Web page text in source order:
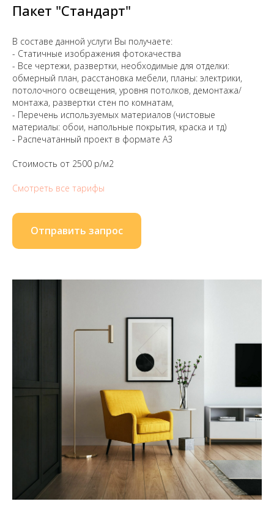
Пакет "Стандарт"
В составе данной услуги Вы получаете:
- Статичные изображения фотокачества
- Все чертежи, развертки, необходимые для отделки:
обмерный план, расстановка мебели, планы: электрики,
потолочного освещения, уровня потолков, демонтажа/
монтажа, развертки стен по комнатам,
- Перечень используемых материалов (чистовые
материалы: обои, напольные покрытия, краска и тд)
- Распечатанный проект в формате А3
Стоимость от 2500 р/м2
Смотреть все тарифы
Отправить запрос